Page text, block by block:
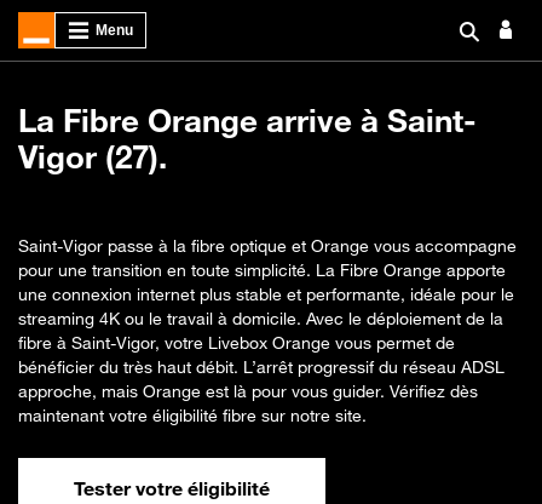
La Fibre Orange arrive à Saint-
Vigor (27).
Saint-Vigor passe à la fibre optique et Orange vous accompagne
pour une transition en toute simplicité. La Fibre Orange apporte
une connexion internet plus stable et performante, idéale pour le
streaming 4K ou le travail à domicile. Avec le déploiement de la
fibre à Saint-Vigor, votre Livebox Orange vous permet de
bénéficier du très haut débit. L’arrêt progressif du réseau ADSL
approche, mais Orange est là pour vous guider. Vérifiez dès
maintenant votre éligibilité fibre sur notre site.
Tester votre éligibilité